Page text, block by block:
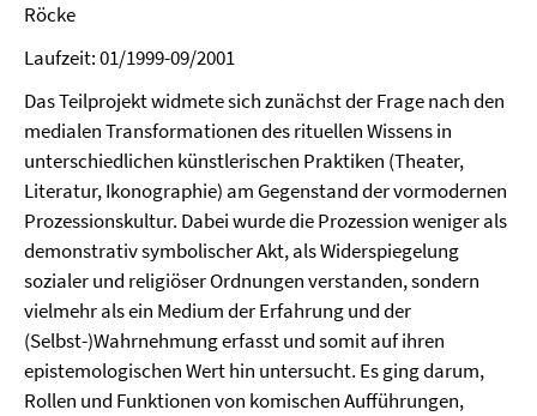
Röcke
Laufzeit: 01/1999-09/2001
Das Teilprojekt widmete sich zunächst der Frage nach den
medialen Transformationen des rituellen Wissens in
unterschiedlichen künstlerischen Praktiken (Theater,
Literatur, Ikonographie) am Gegenstand der vormodernen
Prozessionskultur. Dabei wurde die Prozession weniger als
demonstrativ symbolischer Akt, als Widerspiegelung
sozialer und religiöser Ordnungen verstanden, sondern
vielmehr als ein Medium der Erfahrung und der
(Selbst-)Wahrnehmung erfasst und somit auf ihren
epistemologischen Wert hin untersucht. Es ging darum,
Rollen und Funktionen von komischen Aufführungen,